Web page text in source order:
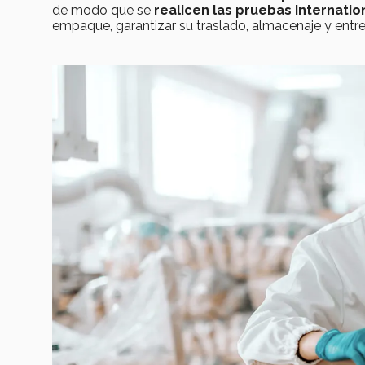
de modo que se realicen las pruebas
empaque, garantizar su traslado, almacenaje y